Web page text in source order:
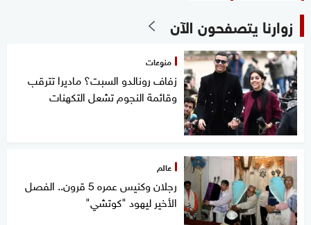
زوارنا يتصفحون الآن
منوعات
زفاف رونالدو السبت؟ ماديرا تترقب
وقائمة النجوم تشعل التكهنات
عالم
رجلان وكنيس عمره 5 قرون.. الفصل
الأخير ليهود "كوتشي"